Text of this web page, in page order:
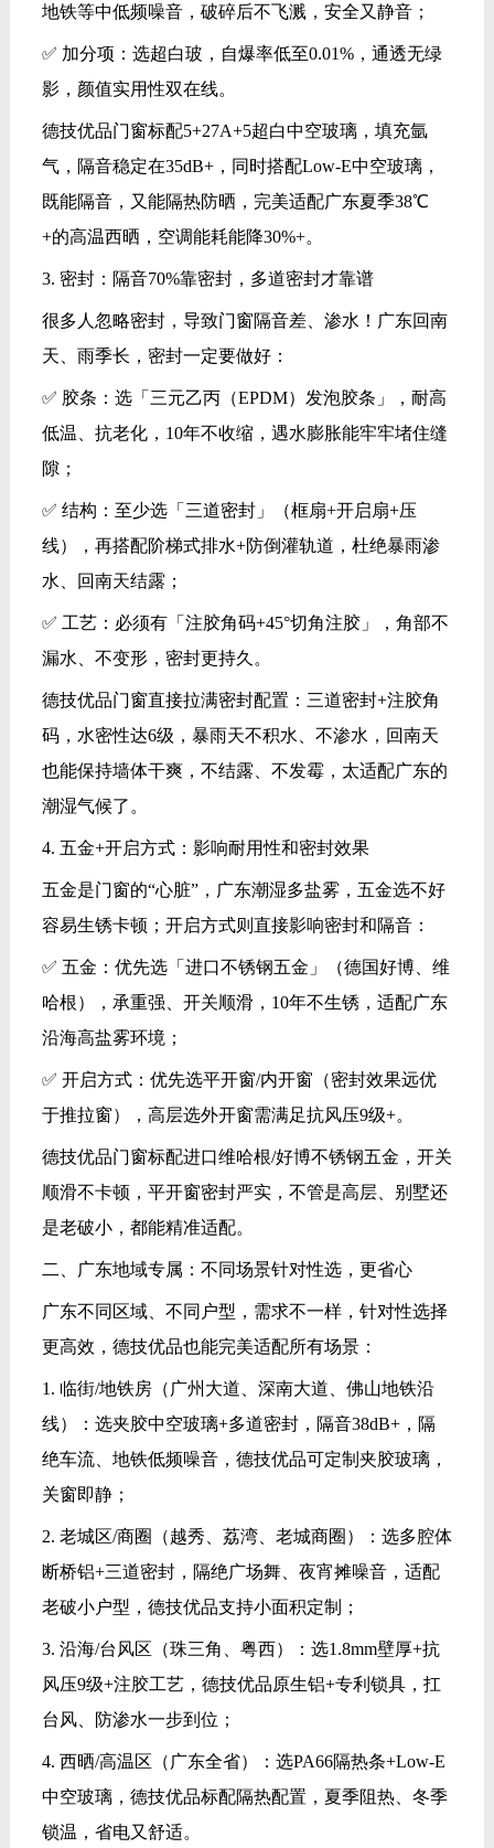
地铁等中低频噪音，破碎后不飞溅，安全又静音；
✅ 加分项：选超白玻，自爆率低至0.01%，通透无绿
影，颜值实用性双在线。
德技优品门窗标配5+27A+5超白中空玻璃，填充氩
气，隔音稳定在35dB+，同时搭配Low-E中空玻璃，
既能隔音，又能隔热防晒，完美适配广东夏季38℃
+的高温西晒，空调能耗能降30%+。
3. 密封：隔音70%靠密封，多道密封才靠谱
很多人忽略密封，导致门窗隔音差、渗水！广东回南
天、雨季长，密封一定要做好：
✅ 胶条：选「三元乙丙（EPDM）发泡胶条」，耐高
低温、抗老化，10年不收缩，遇水膨胀能牢牢堵住缝
隙；
✅ 结构：至少选「三道密封」（框扇+开启扇+压
线），再搭配阶梯式排水+防倒灌轨道，杜绝暴雨渗
水、回南天结露；
✅ 工艺：必须有「注胶角码+45°切角注胶」，角部不
漏水、不变形，密封更持久。
德技优品门窗直接拉满密封配置：三道密封+注胶角
码，水密性达6级，暴雨天不积水、不渗水，回南天
也能保持墙体干爽，不结露、不发霉，太适配广东的
潮湿气候了。
4. 五金+开启方式：影响耐用性和密封效果
五金是门窗的“心脏”，广东潮湿多盐雾，五金选不好
容易生锈卡顿；开启方式则直接影响密封和隔音：
✅ 五金：优先选「进口不锈钢五金」（德国好博、维
哈根），承重强、开关顺滑，10年不生锈，适配广东
沿海高盐雾环境；
✅ 开启方式：优先选平开窗/内开窗（密封效果远优
于推拉窗），高层选外开窗需满足抗风压9级+。
德技优品门窗标配进口维哈根/好博不锈钢五金，开关
顺滑不卡顿，平开窗密封严实，不管是高层、别墅还
是老破小，都能精准适配。
二、广东地域专属：不同场景针对性选，更省心
广东不同区域、不同户型，需求不一样，针对性选择
更高效，德技优品也能完美适配所有场景：
1. 临街/地铁房（广州大道、深南大道、佛山地铁沿
线）：选夹胶中空玻璃+多道密封，隔音38dB+，隔
绝车流、地铁低频噪音，德技优品可定制夹胶玻璃，
关窗即静；
2. 老城区/商圈（越秀、荔湾、老城商圈）：选多腔体
断桥铝+三道密封，隔绝广场舞、夜宵摊噪音，适配
老破小户型，德技优品支持小面积定制；
3. 沿海/台风区（珠三角、粤西）：选1.8mm壁厚+抗
风压9级+注胶工艺，德技优品原生铝+专利锁具，扛
台风、防渗水一步到位；
4. 西晒/高温区（广东全省）：选PA66隔热条+Low-E
中空玻璃，德技优品标配隔热配置，夏季阻热、冬季
锁温，省电又舒适。